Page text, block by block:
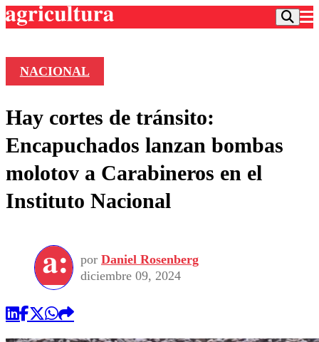
Frecuencias
Agricultura TV
Deportes
Colo Colo
Motor
Torneo Internacional
Torneo Nacional
Entretención
Noticias
Internacional
Nacional
Vida Social
Programas
Comercial
NACIONAL
Hay cortes de tránsito:
Encapuchados lanzan bombas
molotov a Carabineros en el
Instituto Nacional
por Daniel Rosenberg
diciembre 09, 2024